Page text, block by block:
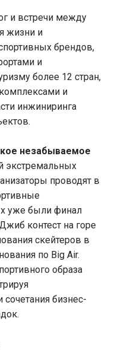
и встречи между
жизни и
брендов,
и
более 12 стран,
и
инжиниринга
незабываемое
экстремальных
проводят в
уже были финал
контест на горе
скейтеров в
по Big Air.
образа
бизнес-